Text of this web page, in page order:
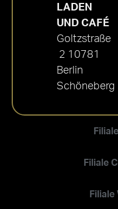
Filiale
LADEN
UND CAFÉ
Goltzstraße
2 10781
Berlin
Schöneberg